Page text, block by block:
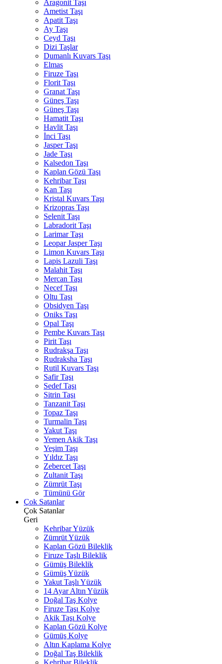
Aragonit Taşı
Ametist Taşı
Apatit Taşı
Ay Taşı
Ceyd Taşı
Dizi Taşlar
Dumanlı Kuvars Taşı
Elmas
Firuze Taşı
Florit Taşı
Granat Taşı
Güneş Taşı
Güneş Taşı
Hamatit Taşı
Havlit Taşı
İnci Taşı
Jasper Taşı
Jade Taşı
Kalsedon Taşı
Kaplan Gözü Taşı
Kehribar Taşı
Kan Taşı
Kristal Kuvars Taşı
Krizopras Taşı
Selenit Taşı
Labradorit Taşı
Larimar Taşı
Leopar Jasper Taşı
Limon Kuvars Taşı
Lapis Lazuli Taşı
Malahit Taşı
Mercan Taşı
Necef Taşı
Oltu Taşı
Obsidyen Taşı
Oniks Taşı
Opal Taşı
Pembe Kuvars Taşı
Pirit Taşı
Rudrakşa Taşı
Rudraksha Taşı
Rutil Kuvars Taşı
Safir Taşı
Sedef Taşı
Sitrin Taşı
Tanzanit Taşı
Topaz Taşı
Turmalin Taşı
Yakut Taşı
Yemen Akik Taşı
Yeşim Taşı
Yıldız Taşı
Zebercet Taşı
Zultanit Taşı
Zümrüt Taşı
Tümünü Gör
Çok Satanlar
Çok Satanlar
Geri
Kehribar Yüzük
Zümrüt Yüzük
Kaplan Gözü Bileklik
Firuze Taşlı Bileklik
Gümüş Bileklik
Gümüş Yüzük
Yakut Taşlı Yüzük
14 Ayar Altın Yüzük
Doğal Taş Kolye
Firuze Taşı Kolye
Akik Taşı Kolye
Kaplan Gözü Kolye
Gümüş Kolye
Altın Kaplama Kolye
Doğal Taş Bileklik
Kehribar Bileklik